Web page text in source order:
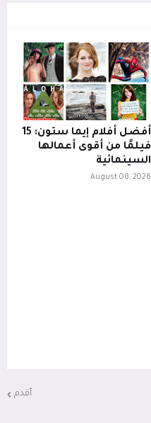
أفضل أفلام إيما ستون: 15
فيلمًا من أقوى أعمالها
السينمائية
August 08, 2026
أقدم